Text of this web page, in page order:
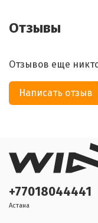
Отзывы
Отзывов еще
Написать отзыв
+77018044441
Астана